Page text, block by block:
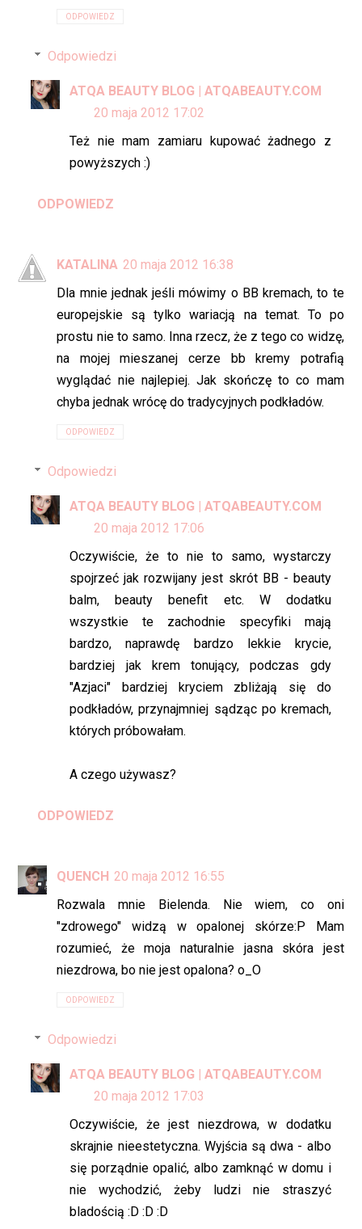
ODPOWIEDZ
Odpowiedzi
ATQA BEAUTY BLOG | ATQABEAUTY.COM
20 maja 2012 17:02
Też nie mam zamiaru kupować żadnego z
powyższych :)
ODPOWIEDZ
KATALINA 20 maja 2012 16:38
Dla mnie jednak jeśli mówimy o BB kremach, to te
europejskie są tylko wariacją na temat. To po
prostu nie to samo. Inna rzecz, że z tego co widzę,
na mojej mieszanej cerze bb kremy potrafią
wyglądać nie najlepiej. Jak skończę to co mam
chyba jednak wrócę do tradycyjnych podkładów.
ODPOWIEDZ
Odpowiedzi
ATQA BEAUTY BLOG | ATQABEAUTY.COM
20 maja 2012 17:06
Oczywiście, że to nie to samo, wystarczy
spojrzeć jak rozwijany jest skrót BB - beauty
balm, beauty benefit etc. W dodatku
wszystkie te zachodnie specyfiki mają
bardzo, naprawdę bardzo lekkie krycie,
bardziej jak krem tonujący, podczas gdy
"Azjaci" bardziej kryciem zbliżają się do
podkładów, przynajmniej sądząc po kremach,
których próbowałam.
A czego używasz?
ODPOWIEDZ
QUENCH 20 maja 2012 16:55
Rozwala mnie Bielenda. Nie wiem, co oni
"zdrowego" widzą w opalonej skórze:P Mam
rozumieć, że moja naturalnie jasna skóra jest
niezdrowa, bo nie jest opalona? o_O
ODPOWIEDZ
Odpowiedzi
ATQA BEAUTY BLOG | ATQABEAUTY.COM
20 maja 2012 17:03
Oczywiście, że jest niezdrowa, w dodatku
skrajnie nieestetyczna. Wyjścia są dwa - albo
się porządnie opalić, albo zamknąć w domu i
nie wychodzić, żeby ludzi nie straszyć
bladością :D :D :D